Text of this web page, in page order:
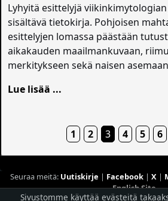
Lyhyitä esittelyjä
sisältävä tietokirja. Pohjoisen
esittelyjen lomassa päästään
aikakauden maailmankuvaan,
merkitykseen sekä naisen
Lue lisää ...
1 2 3 4 5 6
Seuraa meitä: Uutiskirje | Facebook| X |
English Site
Sivustomme käyttää evästeitä